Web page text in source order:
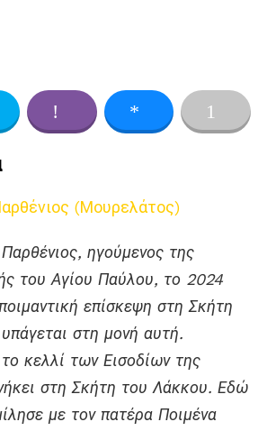
(Μουρελάτος)
ηγούμενος της
του Αγίου Παύλου, το 2024
επίσκεψη στη Σκήτη
στη μονή αυτή.
κελλί των Εισοδίων της
στη Σκήτη του Λάκκου. Εδώ
με τον πατέρα Ποιμένα